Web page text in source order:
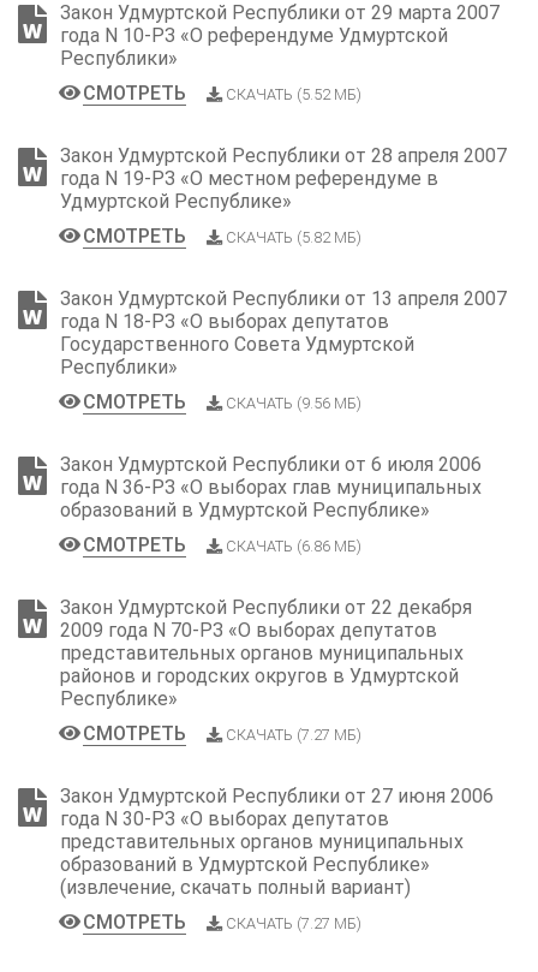
Закон Удмуртской Республики от 29 марта 2007
года N 10-РЗ «О референдуме Удмуртской
Республики»
СМОТРЕТЬ
СКАЧАТЬ (5.52 МБ)
Закон Удмуртской Республики от 28 апреля 2007
года N 19-РЗ «О местном референдуме в
Удмуртской Республике»
СМОТРЕТЬ
СКАЧАТЬ (5.82 МБ)
Закон Удмуртской Республики от 13 апреля 2007
года N 18-РЗ «О выборах депутатов
Государственного Совета Удмуртской
Республики»
СМОТРЕТЬ
СКАЧАТЬ (9.56 МБ)
Закон Удмуртской Республики от 6 июля 2006
года N 36-РЗ «О выборах глав муниципальных
образований в Удмуртской Республике»
СМОТРЕТЬ
СКАЧАТЬ (6.86 МБ)
Закон Удмуртской Республики от 22 декабря
2009 года N 70-РЗ «О выборах депутатов
представительных органов муниципальных
районов и городских округов в Удмуртской
Республике»
СМОТРЕТЬ
СКАЧАТЬ (7.27 МБ)
Закон Удмуртской Республики от 27 июня 2006
года N 30-РЗ «О выборах депутатов
представительных органов муниципальных
образований в Удмуртской Республике»
(извлечение, скачать полный вариант)
СМОТРЕТЬ
СКАЧАТЬ (7.27 МБ)